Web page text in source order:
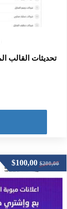
$200,00
$100,00